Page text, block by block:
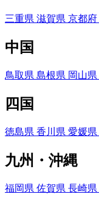
三重県 滋賀県 京都府
中国
鳥取県 島根県 岡山県
四国
徳島県 香川県 愛媛県
九州・沖縄
福岡県 佐賀県 長崎県